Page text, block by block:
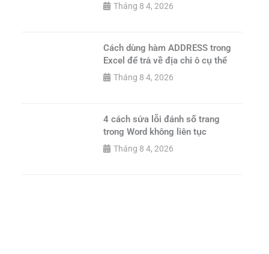
Tháng 8 4, 2026
Cách dùng hàm ADDRESS trong
Excel để trả về địa chỉ ô cụ thể
Tháng 8 4, 2026
4 cách sửa lỗi đánh số trang
trong Word không liên tục
Tháng 8 4, 2026